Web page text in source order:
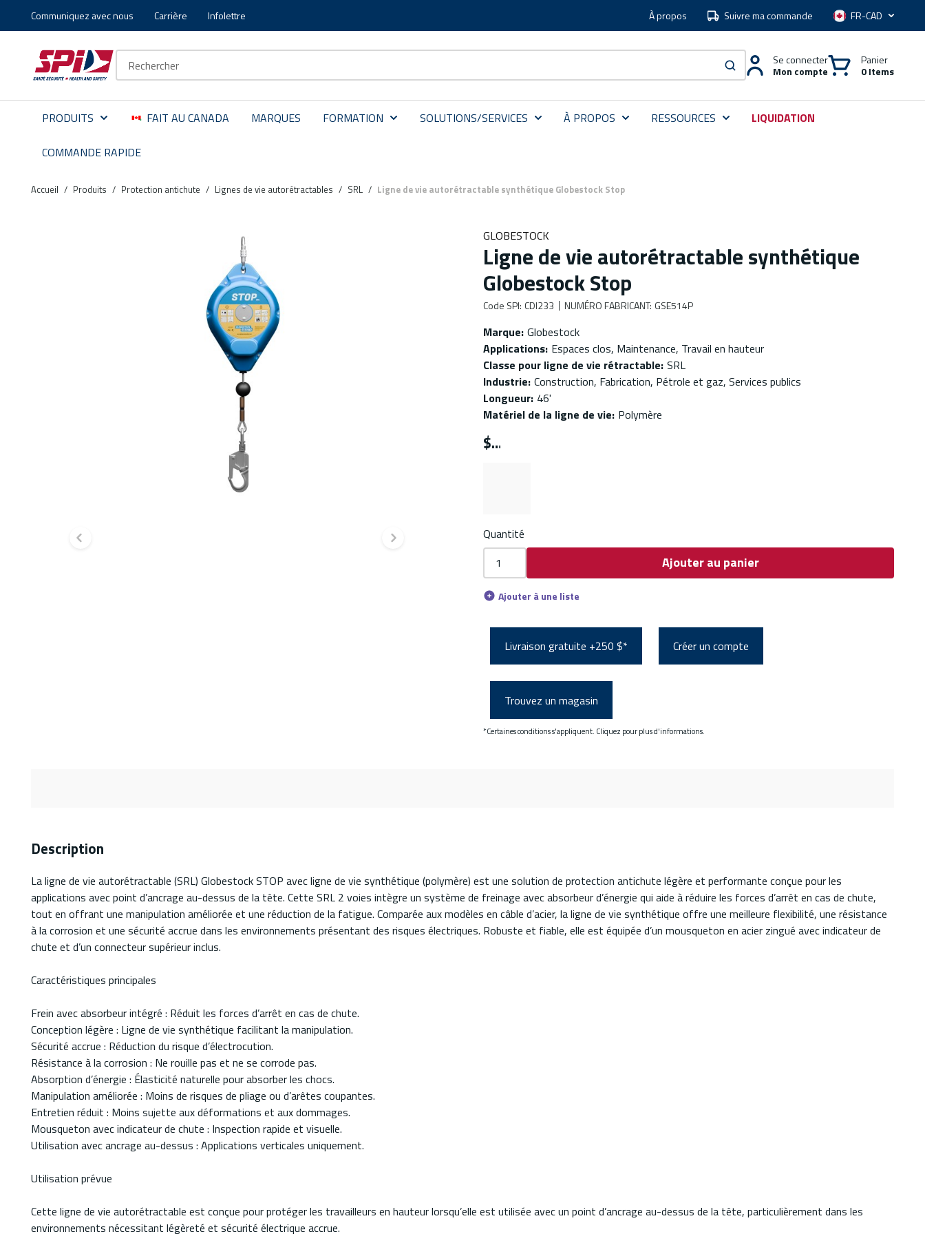
Aller au contenu principal
Skip to menu
Skip to footer
Communiquez avec nous Carrière Infolettre À propos Suivre ma commande Langue
soumettre une recherche
Se connecter
Mon compte
Panier
0 Items
PRODUITS FAIT AU CANADA MARQUES FORMATION SOLUTIONS/SERVICES À PROPOS RESSOURCES LIQUIDATION
COMMANDE RAPIDE
Accueil / Produits / Protection antichute / Lignes de vie autorétractables / SRL / Ligne de vie autorétractable synthétique Globestock Stop
Diapositive précédente Diapositive suivante
GLOBESTOCK
Ligne de vie autorétractable synthétique
Globestock Stop
Code SPI: CDI233 NUMÉRO FABRICANT: GSE514P
Marque: Globestock
Applications: Espaces clos, Maintenance, Travail en hauteur
Classe pour ligne de vie rétractable: SRL
Industrie: Construction, Fabrication, Pétrole et gaz, Services publics
Longueur: 46'
Matériel de la ligne de vie: Polymère
$
Quantité
Ajouter au panier
Ajouter à une liste
Livraison gratuite +250 $* Créer un compte
Trouvez un magasin
*Certaines conditions s'appliquent. Cliquez pour plus d'informations.
Description
La ligne de vie autorétractable (SRL) Globestock STOP avec ligne de vie synthétique (polymère) est une solution de protection antichute légère et performante conçue pour les
applications avec point d’ancrage au-dessus de la tête. Cette SRL 2 voies intègre un système de freinage avec absorbeur d’énergie qui aide à réduire les forces d’arrêt en cas de chute,
tout en offrant une manipulation améliorée et une réduction de la fatigue. Comparée aux modèles en câble d’acier, la ligne de vie synthétique offre une meilleure flexibilité, une résistance
à la corrosion et une sécurité accrue dans les environnements présentant des risques électriques. Robuste et fiable, elle est équipée d’un mousqueton en acier zingué avec indicateur de
chute et d’un connecteur supérieur inclus.
Caractéristiques principales
Frein avec absorbeur intégré : Réduit les forces d’arrêt en cas de chute.
Conception légère : Ligne de vie synthétique facilitant la manipulation.
Sécurité accrue : Réduction du risque d’électrocution.
Résistance à la corrosion : Ne rouille pas et ne se corrode pas.
Absorption d’énergie : Élasticité naturelle pour absorber les chocs.
Manipulation améliorée : Moins de risques de pliage ou d’arêtes coupantes.
Entretien réduit : Moins sujette aux déformations et aux dommages.
Mousqueton avec indicateur de chute : Inspection rapide et visuelle.
Utilisation avec ancrage au-dessus : Applications verticales uniquement.
Utilisation prévue
Cette ligne de vie autorétractable est conçue pour protéger les travailleurs en hauteur lorsqu’elle est utilisée avec un point d’ancrage au-dessus de la tête, particulièrement dans les
environnements nécessitant légèreté et sécurité électrique accrue.